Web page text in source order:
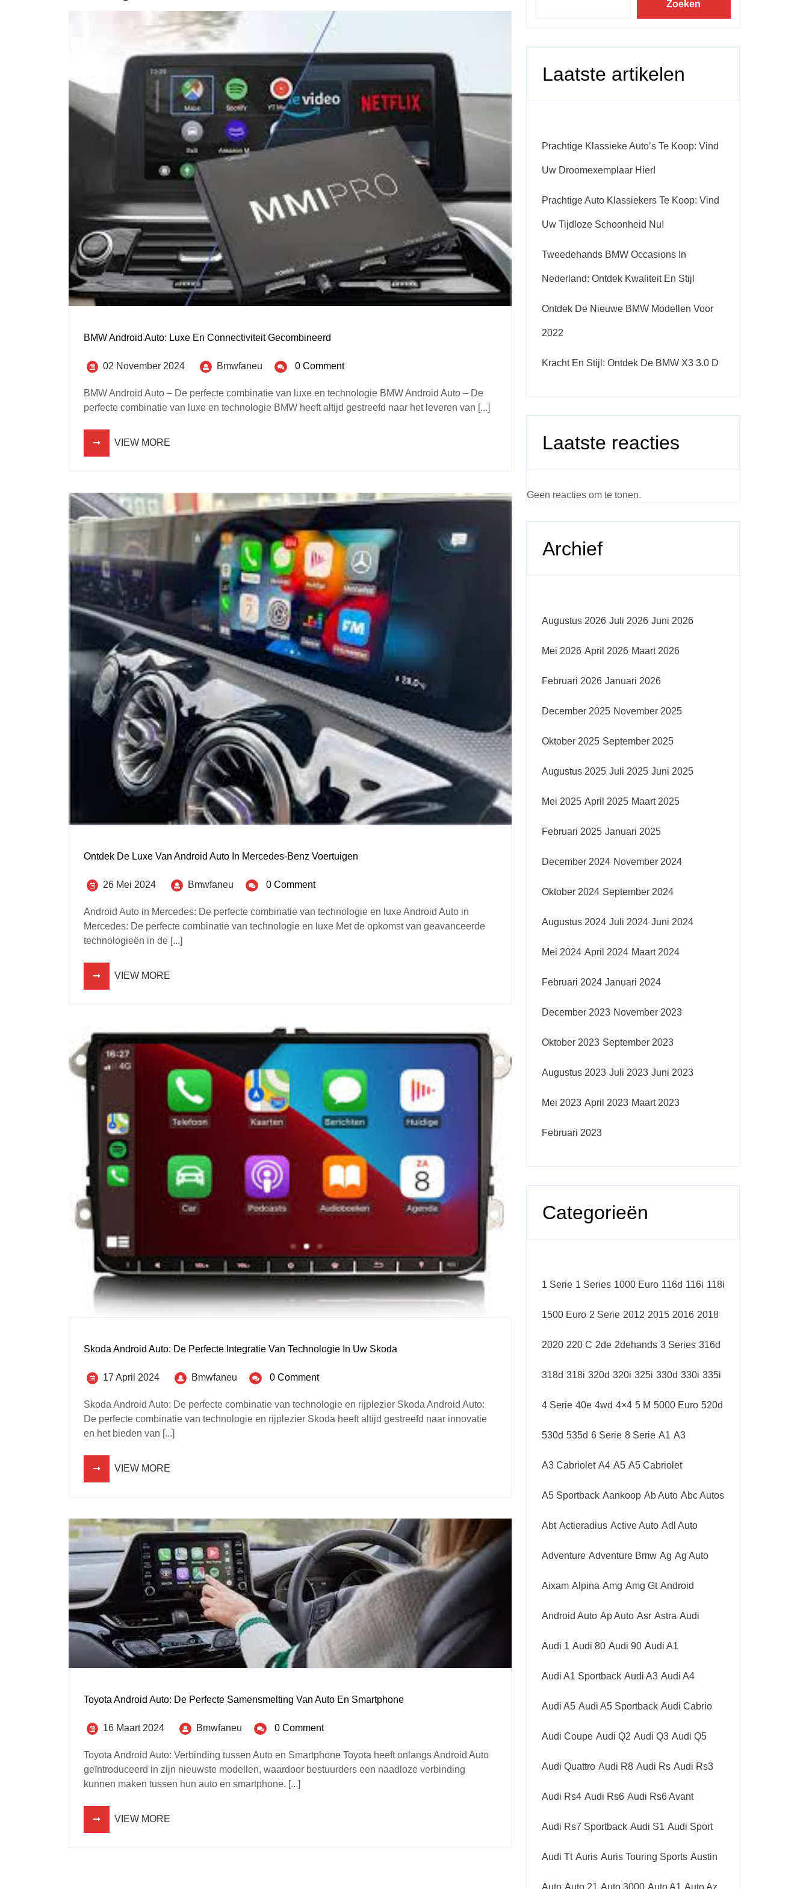
BMW Android Auto: Luxe En Connectiviteit Gecombineerd
02 November 2024 Bmwfaneu 0 Comment
BMW Android Auto – De perfecte combinatie van luxe en technologie BMW Android Auto – De
perfecte combinatie van luxe en technologie BMW heeft altijd gestreefd naar het leveren van [...]
VIEW MORE
Ontdek De Luxe Van Android Auto In Mercedes-Benz Voertuigen
26 Mei 2024 Bmwfaneu 0 Comment
Android Auto in Mercedes: De perfecte combinatie van technologie en luxe Android Auto in
Mercedes: De perfecte combinatie van technologie en luxe Met de opkomst van geavanceerde
technologieën in de [...]
VIEW MORE
Skoda Android Auto: De Perfecte Integratie Van Technologie In Uw Skoda
17 April 2024 Bmwfaneu 0 Comment
Skoda Android Auto: De perfecte combinatie van technologie en rijplezier Skoda Android Auto:
De perfecte combinatie van technologie en rijplezier Skoda heeft altijd gestreefd naar innovatie
en het bieden van [...]
VIEW MORE
Toyota Android Auto: De Perfecte Samensmelting Van Auto En Smartphone
16 Maart 2024 Bmwfaneu 0 Comment
Toyota Android Auto: Verbinding tussen Auto en Smartphone Toyota heeft onlangs Android Auto
geïntroduceerd in zijn nieuwste modellen, waardoor bestuurders een naadloze verbinding
kunnen maken tussen hun auto en smartphone. [...]
VIEW MORE
Zoeken
Laatste artikelen
Prachtige Klassieke Auto’s Te Koop: Vind
Uw Droomexemplaar Hier!
Prachtige Auto Klassiekers Te Koop: Vind
Uw Tijdloze Schoonheid Nu!
Tweedehands BMW Occasions In
Nederland: Ontdek Kwaliteit En Stijl
Ontdek De Nieuwe BMW Modellen Voor
2022
Kracht En Stijl: Ontdek De BMW X3 3.0 D
Laatste reacties
Geen reacties om te tonen.
Archief
Augustus 2026 Juli 2026 Juni 2026
Mei 2026 April 2026 Maart 2026
Februari 2026 Januari 2026
December 2025 November 2025
Oktober 2025 September 2025
Augustus 2025 Juli 2025 Juni 2025
Mei 2025 April 2025 Maart 2025
Februari 2025 Januari 2025
December 2024 November 2024
Oktober 2024 September 2024
Augustus 2024 Juli 2024 Juni 2024
Mei 2024 April 2024 Maart 2024
Februari 2024 Januari 2024
December 2023 November 2023
Oktober 2023 September 2023
Augustus 2023 Juli 2023 Juni 2023
Mei 2023 April 2023 Maart 2023
Februari 2023
Categorieën
1 Serie 1 Series 1000 Euro 116d 116i 118i
1500 Euro 2 Serie 2012 2015 2016 2018
2020 220 C 2de 2dehands 3 Series 316d
318d 318i 320d 320i 325i 330d 330i 335i
4 Serie 40e 4wd 4×4 5 M 5000 Euro 520d
530d 535d 6 Serie 8 Serie A1 A3
A3 Cabriolet A4 A5 A5 Cabriolet
A5 Sportback Aankoop Ab Auto Abc Autos
Abt Actieradius Active Auto Adl Auto
Adventure Adventure Bmw Ag Ag Auto
Aixam Alpina Amg Amg Gt Android
Android Auto Ap Auto Asr Astra Audi
Audi 1 Audi 80 Audi 90 Audi A1
Audi A1 Sportback Audi A3 Audi A4
Audi A5 Audi A5 Sportback Audi Cabrio
Audi Coupe Audi Q2 Audi Q3 Audi Q5
Audi Quattro Audi R8 Audi Rs Audi Rs3
Audi Rs4 Audi Rs6 Audi Rs6 Avant
Audi Rs7 Sportback Audi S1 Audi Sport
Audi Tt Auris Auris Touring Sports Austin
Auto Auto 21 Auto 3000 Auto A1 Auto Az